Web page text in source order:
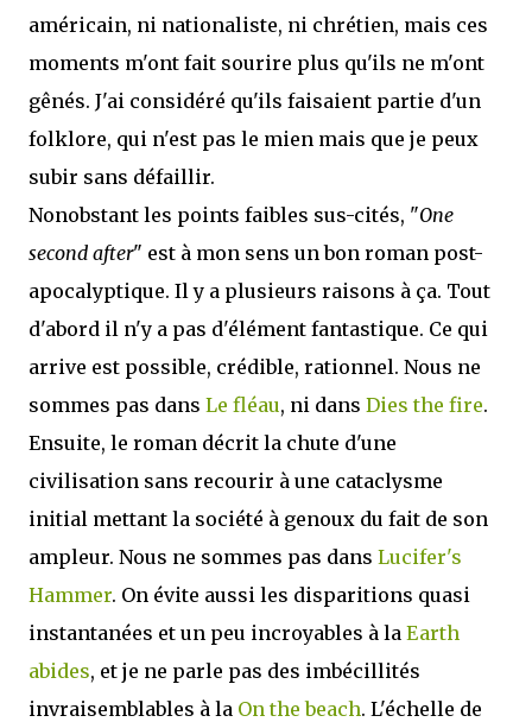
américain, ni nationaliste, ni chrétien, mais ces
moments m'ont fait sourire plus qu'ils ne m'ont
gênés. J'ai considéré qu'ils faisaient partie d'un
folklore, qui n'est pas le mien mais que je peux
subir sans défaillir.
Nonobstant les points faibles sus-cités, "One
second after" est à mon sens un bon roman post-
apocalyptique. Il y a plusieurs raisons à ça. Tout
d'abord il n'y a pas d'élément fantastique. Ce qui
arrive est possible, crédible, rationnel. Nous ne
sommes pas dans Le fléau, ni dans Dies the fire.
Ensuite, le roman décrit la chute d'une
civilisation sans recourir à une cataclysme
initial mettant la société à genoux du fait de son
ampleur. Nous ne sommes pas dans Lucifer's
Hammer. On évite aussi les disparitions quasi
instantanées et un peu incroyables à la Earth
abides, et je ne parle pas des imbécillités
invraisemblables à la On the beach. L'échelle de